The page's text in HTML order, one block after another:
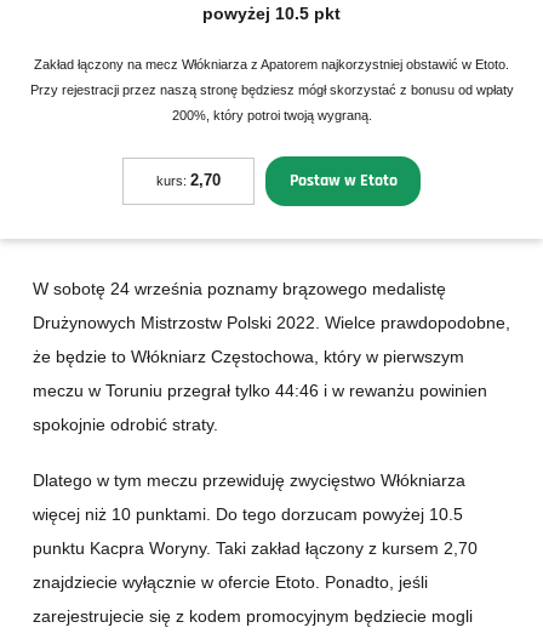
powyżej 10.5 pkt
Zakład łączony na mecz Włókniarza z Apatorem najkorzystniej obstawić w Etoto.
Przy rejestracji przez naszą stronę będziesz mógł skorzystać z bonusu od wpłaty
200%, który potroi twoją wygraną.
kurs: 2,70 Postaw w Etoto
W sobotę 24 września poznamy brązowego medalistę
Drużynowych Mistrzostw Polski 2022. Wielce prawdopodobne,
że będzie to Włókniarz Częstochowa, który w pierwszym
meczu w Toruniu przegrał tylko 44:46 i w rewanżu powinien
spokojnie odrobić straty.
Dlatego w tym meczu przewiduję zwycięstwo Włókniarza
więcej niż 10 punktami. Do tego dorzucam powyżej 10.5
punktu Kacpra Woryny. Taki zakład łączony z kursem 2,70
znajdziecie wyłącznie w ofercie Etoto. Ponadto, jeśli
zarejestrujecie się z kodem promocyjnym będziecie mogli